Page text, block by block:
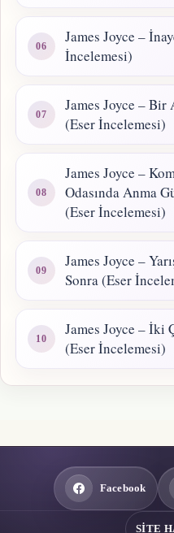
James Joyce –
İncelemesi)
James Joyce – Bir
(Eser İncelemesi)
James Joyce –
Odasında Anma
(Eser İncelemesi)
James Joyce –
Sonra (Eser
James Joyce – İki
(Eser İncelemesi)
Facebook
SITE